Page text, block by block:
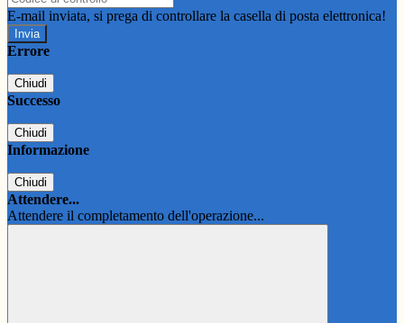
E-mail inviata, si prega di controllare la casella di posta elettronica!
Errore
Chiudi
Successo
Chiudi
Informazione
Chiudi
Attendere...
Attendere il completamento dell'operazione...